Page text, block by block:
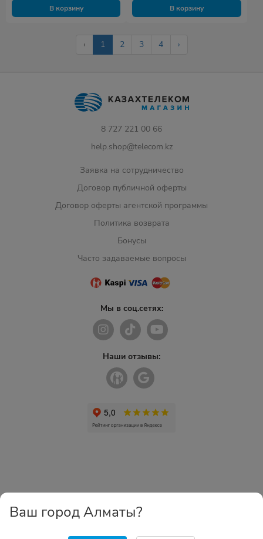
В корзину В корзину
‹ 1 2 3 4 ›
8 727 221 00 66
help.shop@telecom.kz
Заявка на сотрудничество
Договор публичной оферты
Договор оферты агентской программы
Политика возврата
Бонусы
Часто задаваемые вопросы
Мы в соц.сетях:
Наши отзывы:
Ваш город Алматы?